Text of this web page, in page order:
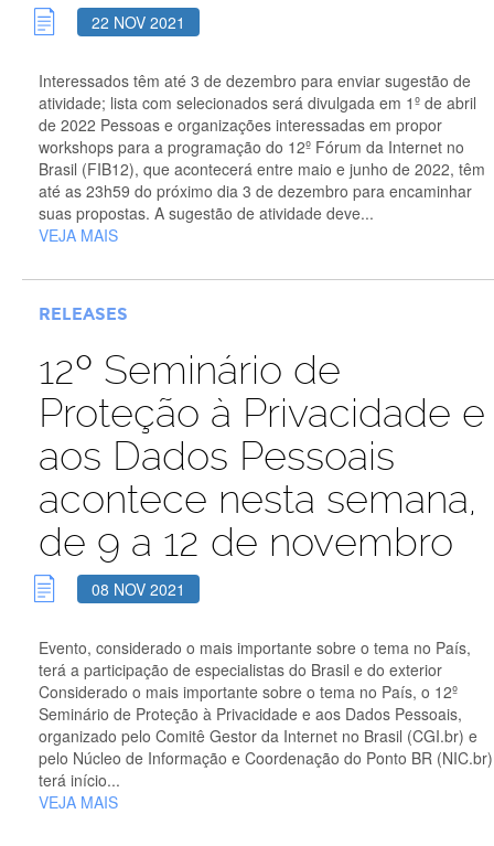
22 NOV 2021
Interessados têm até 3 de dezembro para enviar sugestão de
atividade; lista com selecionados será divulgada em 1º de abril
de 2022 Pessoas e organizações interessadas em propor
workshops para a programação do 12º Fórum da Internet no
Brasil (FIB12), que acontecerá entre maio e junho de 2022, têm
até as 23h59 do próximo dia 3 de dezembro para encaminhar
suas propostas. A sugestão de atividade deve...
VEJA MAIS
RELEASES
12º Seminário de
Proteção à Privacidade e
aos Dados Pessoais
acontece nesta semana,
de 9 a 12 de novembro
08 NOV 2021
Evento, considerado o mais importante sobre o tema no País,
terá a participação de especialistas do Brasil e do exterior
Considerado o mais importante sobre o tema no País, o 12º
Seminário de Proteção à Privacidade e aos Dados Pessoais,
organizado pelo Comitê Gestor da Internet no Brasil (CGI.br) e
pelo Núcleo de Informação e Coordenação do Ponto BR (NIC.br)
terá início...
VEJA MAIS